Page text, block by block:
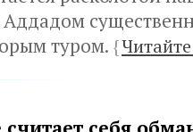
туром. {